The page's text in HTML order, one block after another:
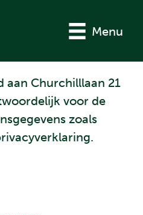
Menu
aan Churchilllaan 21
voor de
zoals